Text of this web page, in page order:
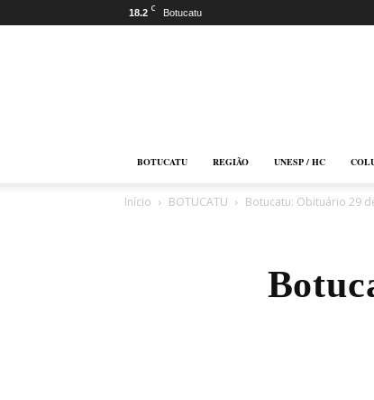
18.2 C Botucatu
BOTUCATU REGIÃO UNESP / HC
Início BOTUCATU Botucatu: Obituário 29